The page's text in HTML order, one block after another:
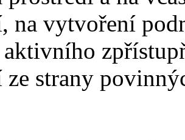
na vytvoření
ze strany